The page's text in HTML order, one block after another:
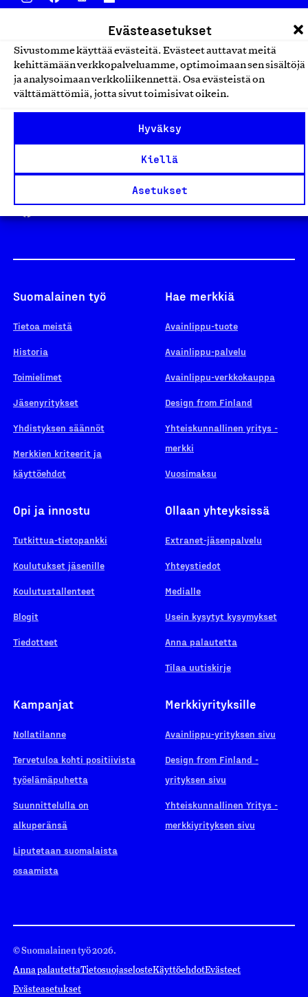
Evästeasetukset
Sivustomme käyttää evästeitä. Evästeet auttavat meitä
kehittämään verkkopalveluamme, optimoimaan sen sisältöjä
ja analysoimaan verkkoliikennettä. Osa evästeistä on
välttämättömiä, jotta sivut toimisivat oikein.
Hyväksy
Kiellä
Asetukset
Yhteiskunnallinen Yritys -merkki
Suomalainen työ
Tietoa meistä
Historia
Toimielimet
Jäsenyritykset
Yhdistyksen säännöt
Merkkien kriteerit ja
käyttöehdot
Hae merkkiä
Avainlippu-tuote
Avainlippu-palvelu
Avainlippu-verkkokauppa
Design from Finland
Yhteiskunnallinen yritys -
merkki
Vuosimaksu
Opi ja innostu
Tutkittua-tietopankki
Koulutukset jäsenille
Koulutustallenteet
Blogit
Tiedotteet
Ollaan yhteyksissä
Extranet-jäsenpalvelu
Yhteystiedot
Medialle
Usein kysytyt kysymykset
Anna palautetta
Tilaa uutiskirje
Kampanjat
Nollatilanne
Tervetuloa kohti positiivista
työelämäpuhetta
Suunnittelulla on
alkuperänsä
Liputetaan suomalaista
osaamista
Merkkiyrityksille
Avainlippu-yrityksen sivu
Design from Finland -
yrityksen sivu
Yhteiskunnallinen Yritys -
merkkiyrityksen sivu
© Suomalainen työ 2026.
Anna palautettaTietosuojaselosteKäyttöehdotEvästeet
Evästeasetukset